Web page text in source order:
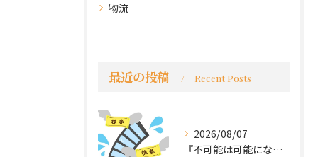
物流
最近の投稿 Recent Posts
2026/08/07
『不可能は可能になる』